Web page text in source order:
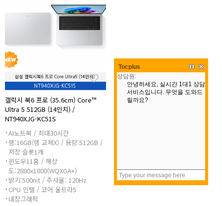
갤럭시 북6 프로 (35.6cm) Core™
Ultra 5 512GB (14인치) /
NT940XJG-KC51S
AI노트북 / 최대30시간
램:16GB(램 교체X) / 용량:512GB /
저장 슬롯1개
윈도우11홈 / 해상
도:2880x1800(WQXGA+)
밝기:500nit / 주사율: 120Hz
CPU 인텔 / 코어 울트라5
내장그래픽
Tocplus